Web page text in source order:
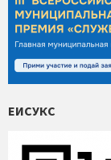
ЕИСУКС